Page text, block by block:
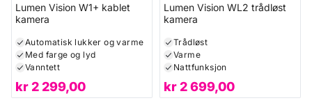
Lumen Vision W1+ kablet
kamera
Automatisk lukker og varme
Med farge og lyd
Vanntett
kr2 299,00
Lumen Vision WL2 trådløst
kamera
Trådløst
Varme
Nattfunksjon
kr2 699,00